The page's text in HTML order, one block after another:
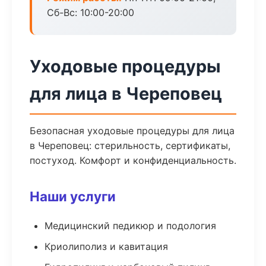
Сб-Вс: 10:00-20:00
Уходовые процедуры
для лица в Череповец
Безопасная уходовые процедуры для лица
в Череповец: стерильность, сертификаты,
постуход. Комфорт и конфиденциальность.
Наши услуги
Медицинский педикюр и подология
Криолиполиз и кавитация